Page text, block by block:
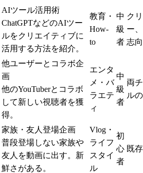
AIツール活用術
ChatGPTなどのAIツー
ルをクリエイティブに
活用する方法を紹介。
教育・
How-
to
中
級
者
ク
ー
志向
他ユーザーとコラボ企
画
他のYouTuberとコラボ
して新しい視聴者を獲
得。
エンタ
メ・バ
ラエテ
ィ
中
級
者
両
ル
家族・友人登場企画
普段登場しない家族や
友人を動画に出す。新
鮮さがある。
Vlog・
ライフ
スタイ
ル
初
心
者
既